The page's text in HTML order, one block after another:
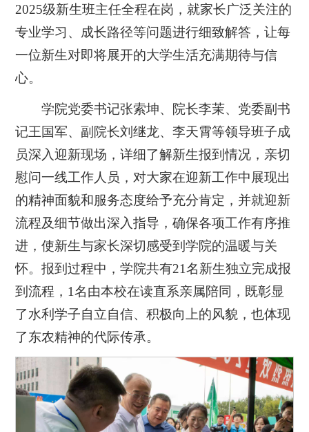
2025级新生班主任全程在岗，就家长广泛关注的
专业学习、成长路径等问题进行细致解答，让每
一位新生对即将展开的大学生活充满期待与信
心。
学院党委书记张索坤、院长李茉、党委副书
记王国军、副院长刘继龙、李天霄等领导班子成
员深入迎新现场，详细了解新生报到情况，亲切
慰问一线工作人员，对大家在迎新工作中展现出
的精神面貌和服务态度给予充分肯定，并就迎新
流程及细节做出深入指导，确保各项工作有序推
进，使新生与家长深切感受到学院的温暖与关
怀。报到过程中，学院共有21名新生独立完成报
到流程，1名由本校在读直系亲属陪同，既彰显
了水利学子自立自信、积极向上的风貌，也体现
了东农精神的代际传承。